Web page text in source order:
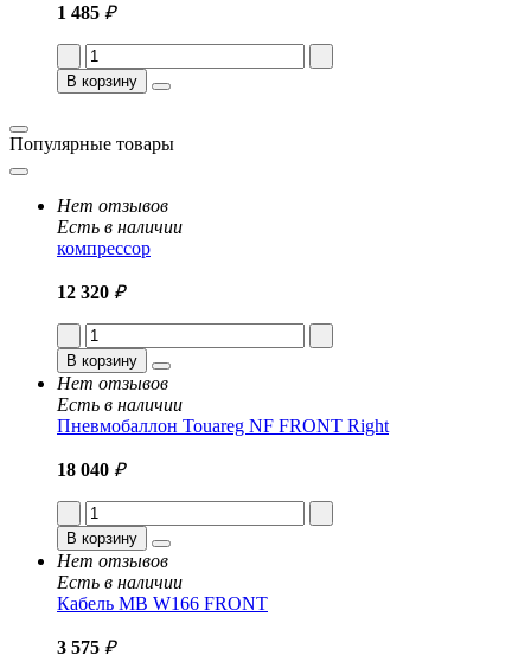
1 485 ₽
В корзину
Популярные товары
Нет отзывов
Есть в наличии
компрессор
12 320 ₽
В корзину
Нет отзывов
Есть в наличии
Пневмобаллон Touareg NF FRONT Right
18 040 ₽
В корзину
Нет отзывов
Есть в наличии
Кабель MB W166 FRONT
3 575 ₽